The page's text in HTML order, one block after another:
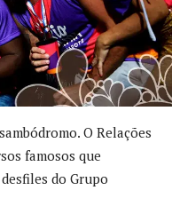
O Relações
famosos que
do Grupo